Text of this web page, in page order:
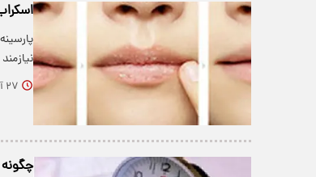
۲۷ آذر ۱۳۹۷